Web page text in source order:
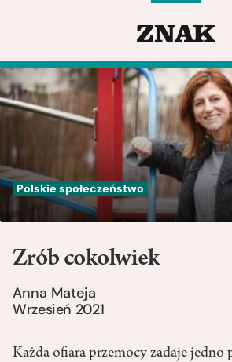
Polskie społeczeństwo
Zrób cokolwiek
Anna Mateja
Wrzesień 2021
Każda ofiara przemocy zadaje jedno